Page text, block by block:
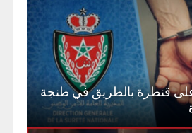
قنطرة بالطريق في طنجة